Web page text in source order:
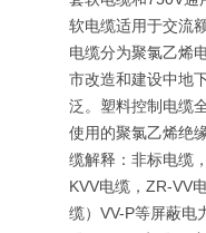
软电缆适用于交流
电缆分为聚氯乙烯
市改造和建设中地
泛。塑料控制电缆
使用的聚氯乙烯绝
缆解释：非标电缆
KVV电缆，ZR-VV
缆）VV-P等屏蔽电